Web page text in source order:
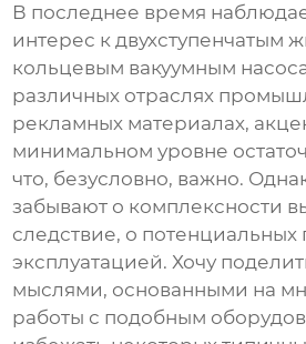
В последнее время
интерес кдвухступенчатым
кольцевым вакуумным
различных отраслях
рекламных материалах,
минимальном уровне
что, безусловно, важно.
забывают о комплексности
следствие, о потенциальных
эксплуатацией. Хочу
мыслями, основанными на
работы с подобным